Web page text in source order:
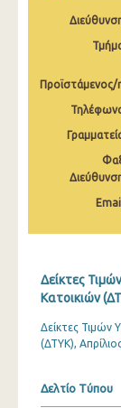
Μαΐου
Προϊστάμενος/
Δείκτες
Κατοικιών
Δείκτες Τιμών
(ΔΤΥΚ),
Δελτίο Τύπου